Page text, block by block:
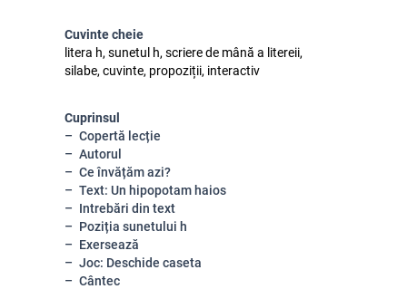
Cuvinte cheie
litera h, sunetul h, scriere de mână a litereii,
silabe, cuvinte, propoziții, interactiv
Cuprinsul
Copertă lecție
Autorul
Ce învățăm azi?
Text: Un hipopotam haios
Intrebări din text
Poziția sunetului h
Exersează
Joc: Deschide caseta
Cântec